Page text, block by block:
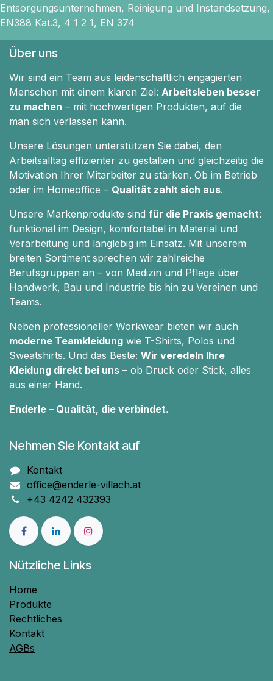
Entsorgungsunternehmen, Reinigung und Instandsetzung,
EN388 Kat.3, 4 1 2 1, EN 374
Über uns
Wir sind ein Team aus leidenschaftlich engagierten
Menschen mit einem klaren Ziel: Arbeitsleben besser
zu machen – mit hochwertigen Produkten, auf die
man sich verlassen kann.
Unsere Lösungen unterstützen Sie dabei, den
Arbeitsalltag effizienter zu gestalten und gleichzeitig die
Motivation Ihrer Mitarbeiter zu stärken. Ob im Betrieb
oder im Homeoffice – Qualität zahlt sich aus.
Unsere Markenprodukte sind für die Praxis gemacht:
funktional im Design, komfortabel in Material und
Verarbeitung und langlebig im Einsatz. Mit unserem
breiten Sortiment sprechen wir zahlreiche
Berufsgruppen an – von Medizin und Pflege über
Handwerk, Bau und Industrie bis hin zu Vereinen und
Teams.
Neben professioneller Workwear bieten wir auch
moderne Teamkleidung wie T-Shirts, Polos und
Sweatshirts. Und das Beste: Wir veredeln Ihre
Kleidung direkt bei uns – ob Druck oder Stick, alles
aus einer Hand.
Enderle – Qualität, die verbindet.
Nehmen Sie Kontakt auf
Kontakt
office@enderle-villach.at
+43 4242 432393
Nützliche Links
Home
Produkte
Rechtliches
Kontakt
AGBs